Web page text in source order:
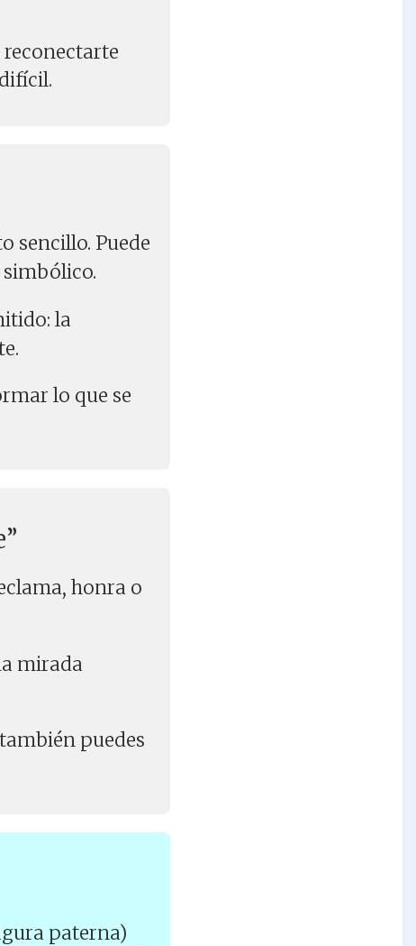
sencillo. Puede
la
lo que se
honra o
mirada
puedes
paterna)